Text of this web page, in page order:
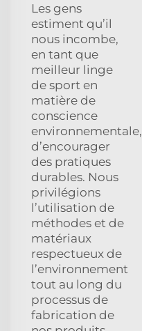
Les gens
estiment qu’il
nous incombe,
en tant que
meilleur linge
de sport en
matière de
conscience
environnementale,
d’encourager
des pratiques
durables. Nous
privilégions
l’utilisation de
méthodes et de
matériaux
respectueux de
l’environnement
tout au long du
processus de
fabrication de